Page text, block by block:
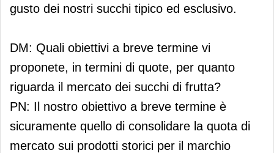
gusto dei nostri succhi tipico ed esclusivo.
DM: Quali obiettivi a breve termine vi
proponete, in termini di quote, per quanto
riguarda il mercato dei succhi di frutta?
PN: Il nostro obiettivo a breve termine è
sicuramente quello di consolidare la quota di
mercato sui prodotti storici per il marchio